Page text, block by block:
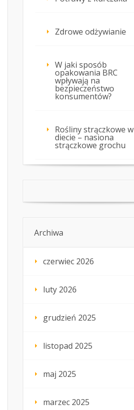
Zdrowe odżywianie
W jaki sposób
opakowania BRC
wpływają na
bezpieczeństwo
konsumentów?
Rośliny strączkowe w
diecie – nasiona
strączkowe grochu
Archiwa
czerwiec 2026
luty 2026
grudzień 2025
listopad 2025
maj 2025
marzec 2025